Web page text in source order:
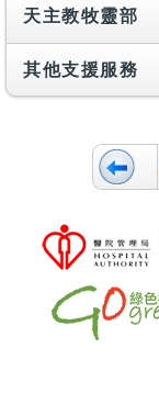
天主教牧靈部
其他支援服務